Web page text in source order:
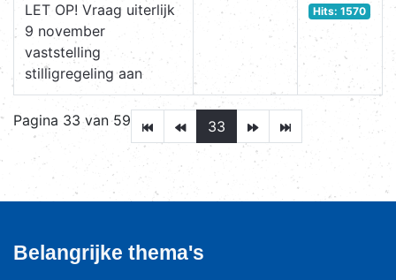
LET OP! Vraag uiterlijk
9 november
vaststelling
stilligregeling aan
Hits: 1570
Pagina 33 van 59 33
Belangrijke thema's